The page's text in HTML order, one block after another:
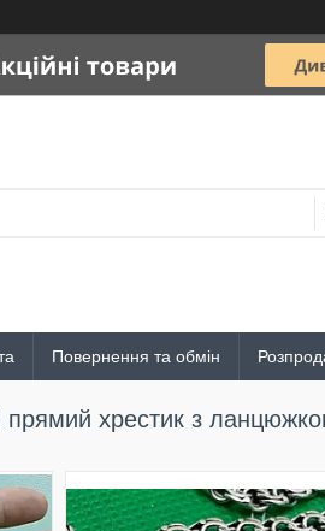
Повернення та обмін
прямий хрестик з